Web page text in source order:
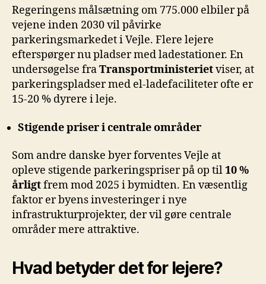
Regeringens målsætning om 775.000 elbiler på
vejene inden 2030 vil påvirke
parkeringsmarkedet i Vejle. Flere lejere
efterspørger nu pladser med ladestationer. En
undersøgelse fraTransportministerietviser, at
parkeringspladser med el-ladefaciliteter ofte er
15-20 % dyrere i leje.
Stigende priser i centrale områder
Som andre danske byer forventes Vejle at
opleve stigende parkeringspriser på op til10 %
årligtfrem mod 2025 i bymidten. En væsentlig
faktor er byens investeringer i nye
infrastrukturprojekter, der vil gøre centrale
områder mere attraktive.
Hvad betyder det for lejere?